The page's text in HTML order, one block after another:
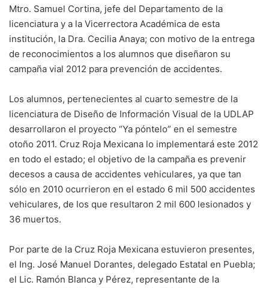
Mtro. Samuel Cortina, jefe del Departamento de la
licenciatura y a la Vicerrectora Académica de esta
institución, la Dra. Cecilia Anaya; con motivo de la entrega
de reconocimientos a los alumnos que diseñaron su
campaña vial 2012 para prevención de accidentes.
Los alumnos, pertenecientes al cuarto semestre de la
licenciatura de Diseño de Información Visual de la UDLAP
desarrollaron el proyecto “Ya póntelo” en el semestre
otoño 2011. Cruz Roja Mexicana lo implementará este 2012
en todo el estado; el objetivo de la campaña es prevenir
decesos a causa de accidentes vehiculares, ya que tan
sólo en 2010 ocurrieron en el estado 6 mil 500 accidentes
vehiculares, de los que resultaron 2 mil 600 lesionados y
36 muertos.
Por parte de la Cruz Roja Mexicana estuvieron presentes,
el Ing. José Manuel Dorantes, delegado Estatal en Puebla;
el Lic. Ramón Blanca y Pérez, representante de la